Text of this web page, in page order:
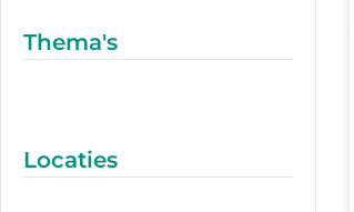
Thema's
Locaties